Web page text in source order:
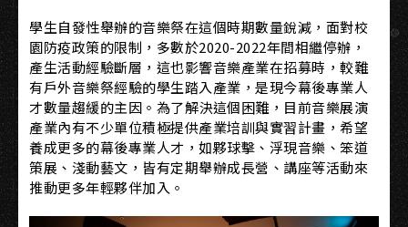
學生自發性舉辦的音樂祭在這個時期數量銳減，面對校
園防疫政策的限制，多數於2020-2022年間相繼停辦，
產生活動經驗斷層，這也影響音樂產業在招募時，較難
有戶外音樂祭經驗的學生踏入產業，是現今幕後專業人
才數量趨緩的主因。為了解決這個困難，目前音樂展演
產業內有不少單位積極提供產業培訓與實習計畫，希望
養成更多的幕後專業人才，如夥球擊、浮現音樂、笨道
策展、淺動藝文，皆有定期舉辦成長營、講座等活動來
推動更多年輕夥伴加入。